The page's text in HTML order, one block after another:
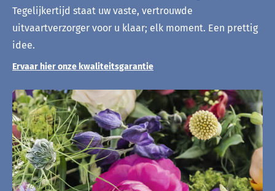
Tegelijkertijd staat uw vaste, vertrouwde
uitvaartverzorger voor u klaar; elk moment. Een prettig
idee.
Ervaar hier onze kwaliteitsgarantie